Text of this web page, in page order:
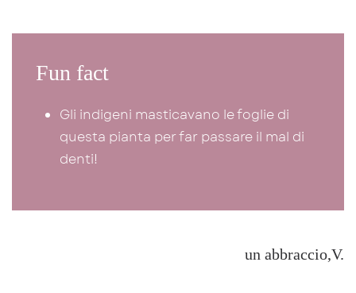
Fun fact
Gli indigeni masticavano le foglie di
questa pianta per far passare il mal di
denti!
un abbraccio,V.